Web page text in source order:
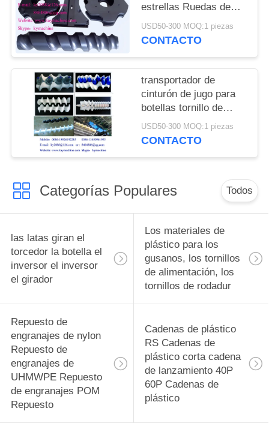
estrellas Ruedas de
estrellas de plástico y
engranajes de plástico
USD50-300 MOQ:1 piezas
CONTACTO
transportador de
cinturón de jugo para
botellas tornillo de
alimentación para
botellas tornillos de
equipos de
USD50-300 MOQ:1 piezas
CONTACTO
Categorías Populares Todos
las latas giran el
torcedor la botella el
inversor el inversor
el girador
Los materiales de
plástico para los
gusanos, los tornillos
de alimentación, los
tornillos de rodadur
Repuesto de
engranajes de nylon
Repuesto de
engranajes de
UHMWPE Repuesto
de engranajes POM
Repuesto
Cadenas de plástico
RS Cadenas de
plástico corta cadena
de lanzamiento 40P
60P Cadenas de
plástico